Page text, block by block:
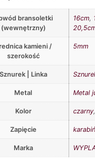
bransoletki
(wewnętrzny)
16cm,
kamieni /
szerokość
5mm
Sznurek | Linka
Metal Metal
Kolor czarny
Zapięcie
Marka